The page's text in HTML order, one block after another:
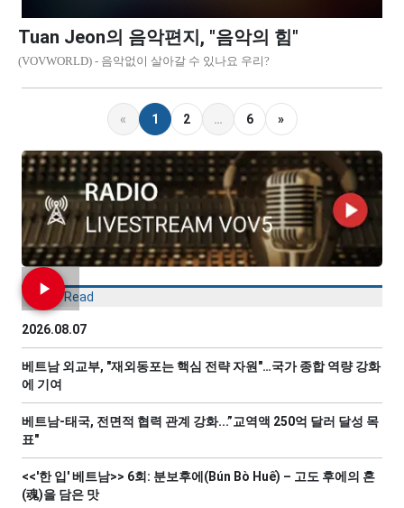
Tuan Jeon의 음악편지, "음악의 힘"
(VOVWORLD) - 음악없이 살아갈 수 있나요 우리?
« 1 2 … 6 »
Most Read
2026.08.07
베트남 외교부, "재외동포는 핵심 전략 자원"…국가 종합 역량 강화
에 기여
베트남-태국, 전면적 협력 관계 강화...”교역액 250억 달러 달성 목
표"
<<'한 입' 베트남>> 6회: 분보후에(Bún Bò Huế) – 고도 후에의 혼
(魂)을 담은 맛